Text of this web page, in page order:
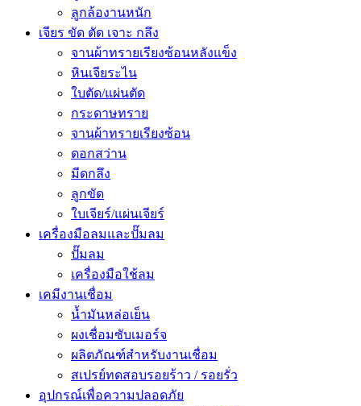
ลูกล้องานหนัก
เจียร ขัด ตัด เจาะ กลึง
จานผ้าทรายเรียงซ้อนหลังแข็ง
หินเจียระไน
ใบตัด/แผ่นตัด
กระดาษทราย
จานผ้าทรายเรียงซ้อน
ดอกสว่าน
มีดกลึง
ลูกขัด
ใบเจียร์/แผ่นเจียร์
เครื่องมือลมและปั๊มลม
ปั๊มลม
เครื่องมือใช้ลม
เคมีงานเชื่อม
น้ำมันหล่อเย็น
ผงเชื่อมซับเมอร์จ
ผลิตภัณฑ์สำหรับงานเชื่อม
สเปรย์ทดสอบรอยร้าว / รอยรั่ว
อุปกรณ์เพื่อความปลอดภัย